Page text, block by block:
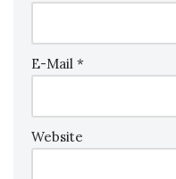
E-Mail *
Website